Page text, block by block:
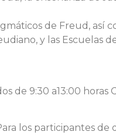
de Freud, así
y las Escuelas
de 9:30 a13:00 horas
los participantes de